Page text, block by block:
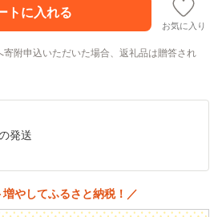
お気に入り
附申込いただいた場合、返礼品は贈答され
発送
増やしてふるさと納税！／